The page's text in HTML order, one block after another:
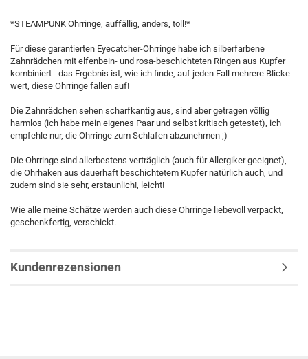
*STEAMPUNK Ohrringe, auffällig, anders, toll!*
Für diese garantierten Eyecatcher-Ohrringe habe ich silberfarbene
Zahnrädchen mit elfenbein- und rosa-beschichteten Ringen aus Kupfer
kombiniert - das Ergebnis ist, wie ich finde, auf jeden Fall mehrere Blicke
wert, diese Ohrringe fallen auf!
Die Zahnrädchen sehen scharfkantig aus, sind aber getragen völlig
harmlos (ich habe mein eigenes Paar und selbst kritisch getestet), ich
empfehle nur, die Ohrringe zum Schlafen abzunehmen ;)
Die Ohrringe sind allerbestens verträglich (auch für Allergiker geeignet),
die Ohrhaken aus dauerhaft beschichtetem Kupfer natürlich auch, und
zudem sind sie sehr, erstaunlich!, leicht!
Wie alle meine Schätze werden auch diese Ohrringe liebevoll verpackt,
geschenkfertig, verschickt.
Kundenrezensionen